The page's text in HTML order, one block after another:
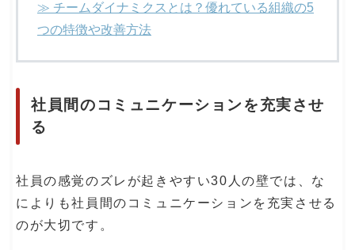
≫ チームダイナミクスとは？優れている組織の5
つの特徴や改善方法
社員間のコミュニケーションを充実させ
る
社員の感覚のズレが起きやすい30人の壁では、な
によりも社員間のコミュニケーションを充実させる
のが大切です。